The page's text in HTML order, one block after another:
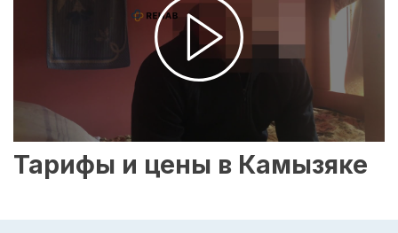
Тарифы и цены в Камызяке